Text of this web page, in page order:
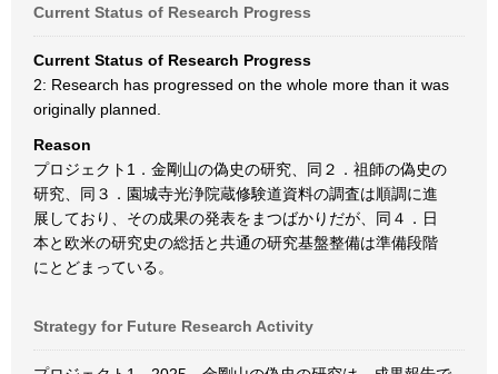
Current Status of Research Progress
Current Status of Research Progress
2: Research has progressed on the whole more than it was
originally planned.
Reason
プロジェクト1．金剛山の偽史の研究、同２．祖師の偽史の
研究、同３．園城寺光浄院蔵修験道資料の調査は順調に進
展しており、その成果の発表をまつばかりだが、同４．日
本と欧米の研究史の総括と共通の研究基盤整備は準備段階
にとどまっている。
Strategy for Future Research Activity